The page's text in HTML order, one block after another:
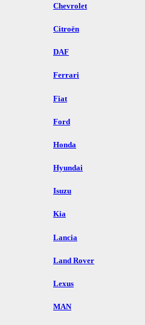
Chevrolet
Citroën
DAF
Ferrari
Fiat
Ford
Honda
Hyundai
Isuzu
Kia
Lancia
Land Rover
Lexus
MAN